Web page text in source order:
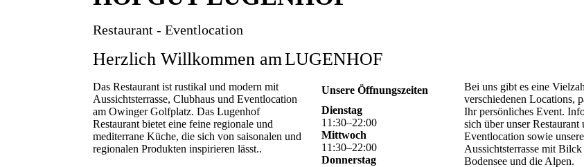
Restaurant - Eventlocation
Herzlich Willkommen amLUGENHOF
Das Restaurant ist rustikal und modern mit
Aussichtsterrasse, Clubhaus und Eventlocation
am Owinger Golfplatz. Das Lugenhof
Restaurant bietet eine feine regionale und
mediterrane Küche, die sich von saisonalen und
regionalen Produkten inspirieren lässt..
Unsere Öffnungszeiten
Dienstag
11 :30–22:00
Mittwoch
11 :30–22:00
Donnerstag
Bei uns gibt es eine
verschiedenen Locations,
Ihr persönliches Event.
sich über unser Restaurant
Eventlocation sowie
Aussichtsterrasse mit Bilck
Bodensee und die Alpen.